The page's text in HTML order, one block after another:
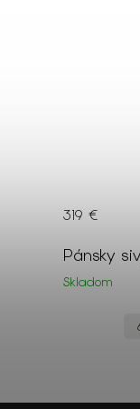
Pánska
rukávom
35 €